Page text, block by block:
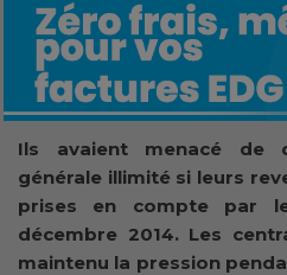
Ils avaient menacé de
générale illimité si leurs
prises en compte par
décembre 2014. Les
maintenu la pression